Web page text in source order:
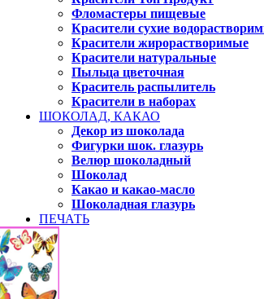
Фломастеры пищевые
Красители сухие
Красители жирорастворимые
Красители натуральные
Пыльца цветочная
Краситель распылитель
Красители в наборах
ШОКОЛАД, КАКАО
Декор из шоколада
Фигурки шок. глазурь
Велюр шоколадный
Шоколад
Какао и какао-масло
Шоколадная глазурь
ПЕЧАТЬ